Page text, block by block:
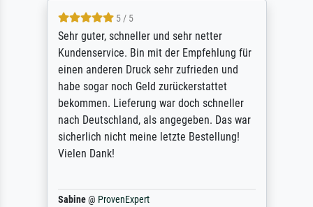
4.4 / 5
Das Ergebnis sieht hervorragend aus. Der
telefonische Service hat mir geholfen, ein
paar Fragen schnell zu klären. Rundum ist
Meisterdrucke sehr zu empfehlen.
Zukünftig werde ich bestimmt wieder
darauf zurückkommen.
Bojan@ProvenExpert